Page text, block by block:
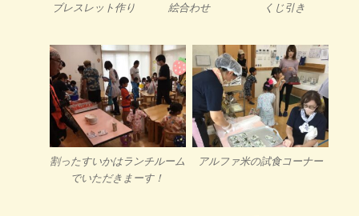
ブレスレット作り 絵合わせ くじ引き
割ったすいかはランチルーム
でいただきまーす！
アルファ米の試食コーナー